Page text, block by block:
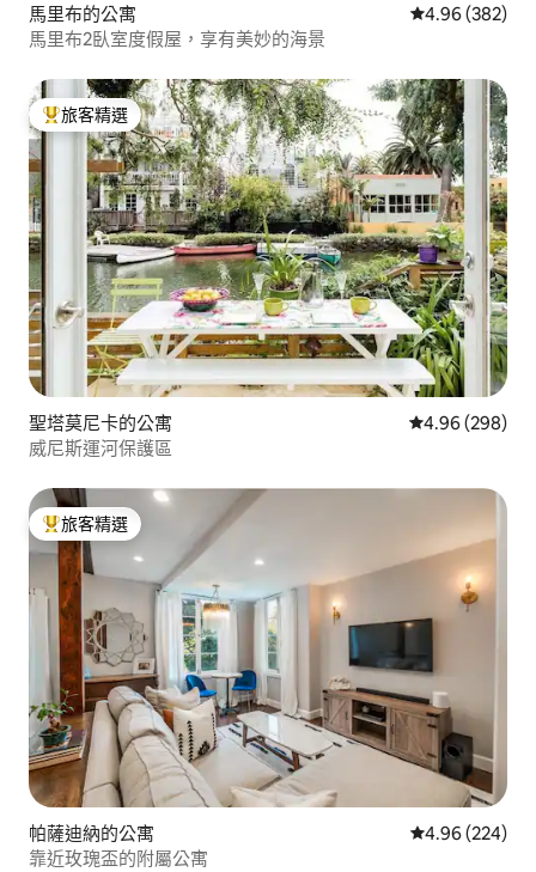
馬里布的公寓 從 382 則評價
4.96 (382)
馬里布2臥室度假屋，享有美妙的海景
旅客精選榜首
旅客精選
聖塔莫尼卡的公寓 從 298 則評價
4.96 (298)
威尼斯運河保護區
旅客精選榜首
旅客精選
帕薩迪納的公寓 從 224 則評價
4.96 (224)
靠近玫瑰盃的附屬公寓